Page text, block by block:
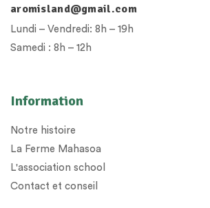
Information
Notre histoire
La Ferme Mahasoa
L'association school
Contact et conseil
aromisland@gmail.com
Lundi – Vendredi: 8h – 19h
Samedi : 8h – 12h